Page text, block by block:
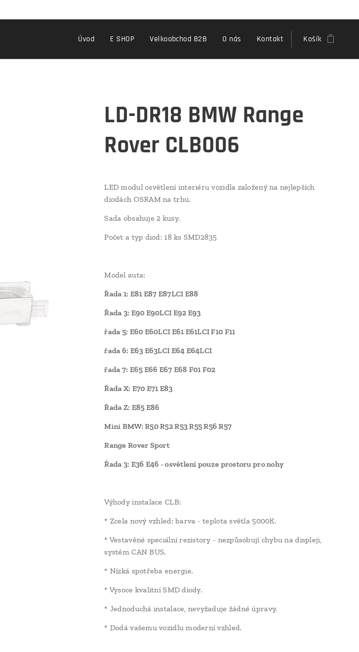
Úvod E SHOP Velkoobchod B2B O nás Kontakt Košík
LD-DR18 BMW Range
Rover CLB006
LED modul osvětlení interiéru vozidla založený na nejlepších
diodách OSRAM na trhu.
Sada obsahuje 2 kusy.
Počet a typ diod: 18 ks SMD2835
Model auta:
Řada 1: E81 E87 E87LCI E88
Řada 3: E90 E90LCI E92 E93
řada 5: E60 E60LCI E61 E61LCI F10 F11
řada 6: E63 E63LCI E64 E64LCI
řada 7: E65 E66 E67 E68 F01 F02
Řada X: E70 E71 E83
Řada Z: E85 E86
Mini BMW: R50 R52 R53 R55 R56 R57
Range Rover Sport
Řada 3: E36 E46 - osvětlení pouze prostoru pro nohy
Výhody instalace CLB:
* Zcela nový vzhled: barva - teplota světla 5000K.
* Vestavěné speciální rezistory - nezpůsobují chybu na displeji,
systém CAN BUS.
* Nízká spotřeba energie.
* Vysoce kvalitní SMD diody.
* Jednoduchá instalace, nevyžaduje žádné úpravy.
* Dodá vašemu vozidlu moderní vzhled.